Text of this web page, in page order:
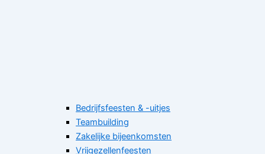
Bedrijfsfeesten & -uitjes
Teambuilding
Zakelijke bijeenkomsten
Vrijgezellenfeesten